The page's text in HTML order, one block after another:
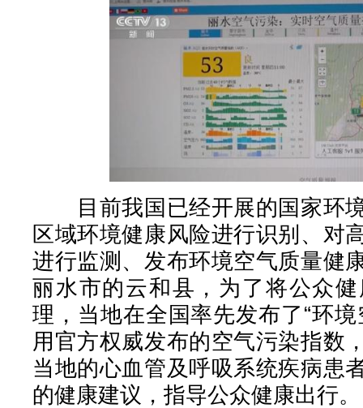
目前我国已经开展的国家环
区域环境健康风险进行识别、对
进行监测、发布环境空气质量健
丽水市的云和县，为了将公众
理，当地在全国率先发布了“环
用官方权威发布的空气污染指数
当地的心血管及呼吸系统疾病患
的健康建议，指导公众健康出行。